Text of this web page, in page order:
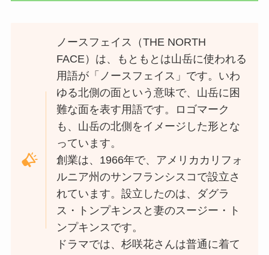
ノースフェイス（THE NORTH
FACE）は、もともとは山岳に使われる
用語が「ノースフェイス」です。いわ
ゆる北側の面という意味で、山岳に困
難な面を表す用語です。ロゴマーク
も、山岳の北側をイメージした形とな
っています。
創業は、1966年で、アメリカカリフォ
ルニア州のサンフランシスコで設立さ
れています。設立したのは、ダグラ
ス・トンプキンスと妻のスージー・ト
ンプキンスです。
ドラマでは、杉咲花さんは普通に着て